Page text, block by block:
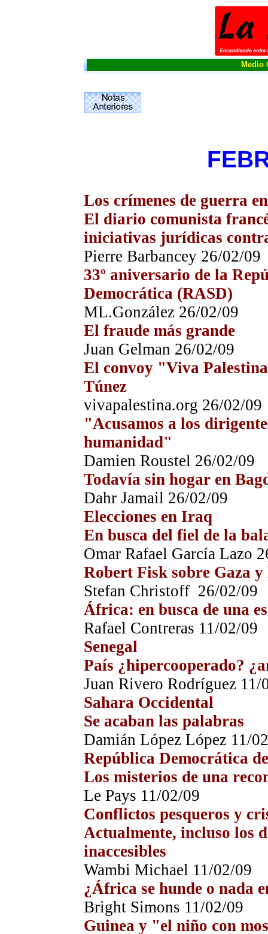
Medio
Los crímenes de guerra
El diario comunista
iniciativas jurídicas
Pierre Barbancey 26/02/09
33º aniversario de la
Democrática (RASD)
ML.González 26/02/09
El fraude más grande
Juan Gelman 26/02/09
El convoy "Viva
Túnez
vivapalestina.org 26/02/09
"Acusamos a los
humanidad"
Damien Roustel 26/02/09
Todavía sin hogar en
Dahr Jamail 26/02/09
Elecciones en Iraq
En busca del fiel de la
Omar Rafael García Lazo
Robert Fisk sobre Gaza
Stefan Christoff 26/02/09
África: en busca de una
Rafael Contreras 11/02/09
Senegal
País ¿hipercooperado?
Juan Rivero Rodríguez 11/
Sahara Occidental
Se acaban las palabras
Damián López López 11/02
República Democrática
Los misterios de una
Le Pays 11/02/09
Conflictos pesqueros y
Actualmente, incluso los
inaccesibles
Wambi Michael 11/02/09
¿África se hunde o nada
Bright Simons 11/02/09
Guinea y "el niño con